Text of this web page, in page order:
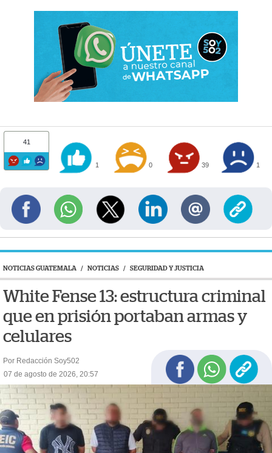
41
1 0 39 1
NOTICIAS GUATEMALA / NOTICIAS / SEGURIDAD Y JUSTICIA
White Fense 13: estructura criminal
que en prisión portaban armas y
celulares
Por Redacción Soy502
07 de agosto de 2026, 20:57